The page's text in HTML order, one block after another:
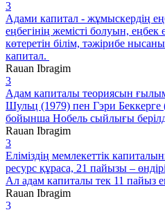
3
Адами капитал - жұмыскердің
еңбегінің жемісті болуын, еңбек
көтеретін білім, тәжірибе
капитал.
Rauan Ibragim
3
Адам капиталы теориясын
Шульц (1979) пен Гэри Беккерге
бойынша Нобель сыйлығы
Rauan Ibragim
3
Еліміздің мемлекеттік
ресурс құраса, 21 пайызы –
Ал адам капиталы тек 11 пайыз
Rauan Ibragim
3